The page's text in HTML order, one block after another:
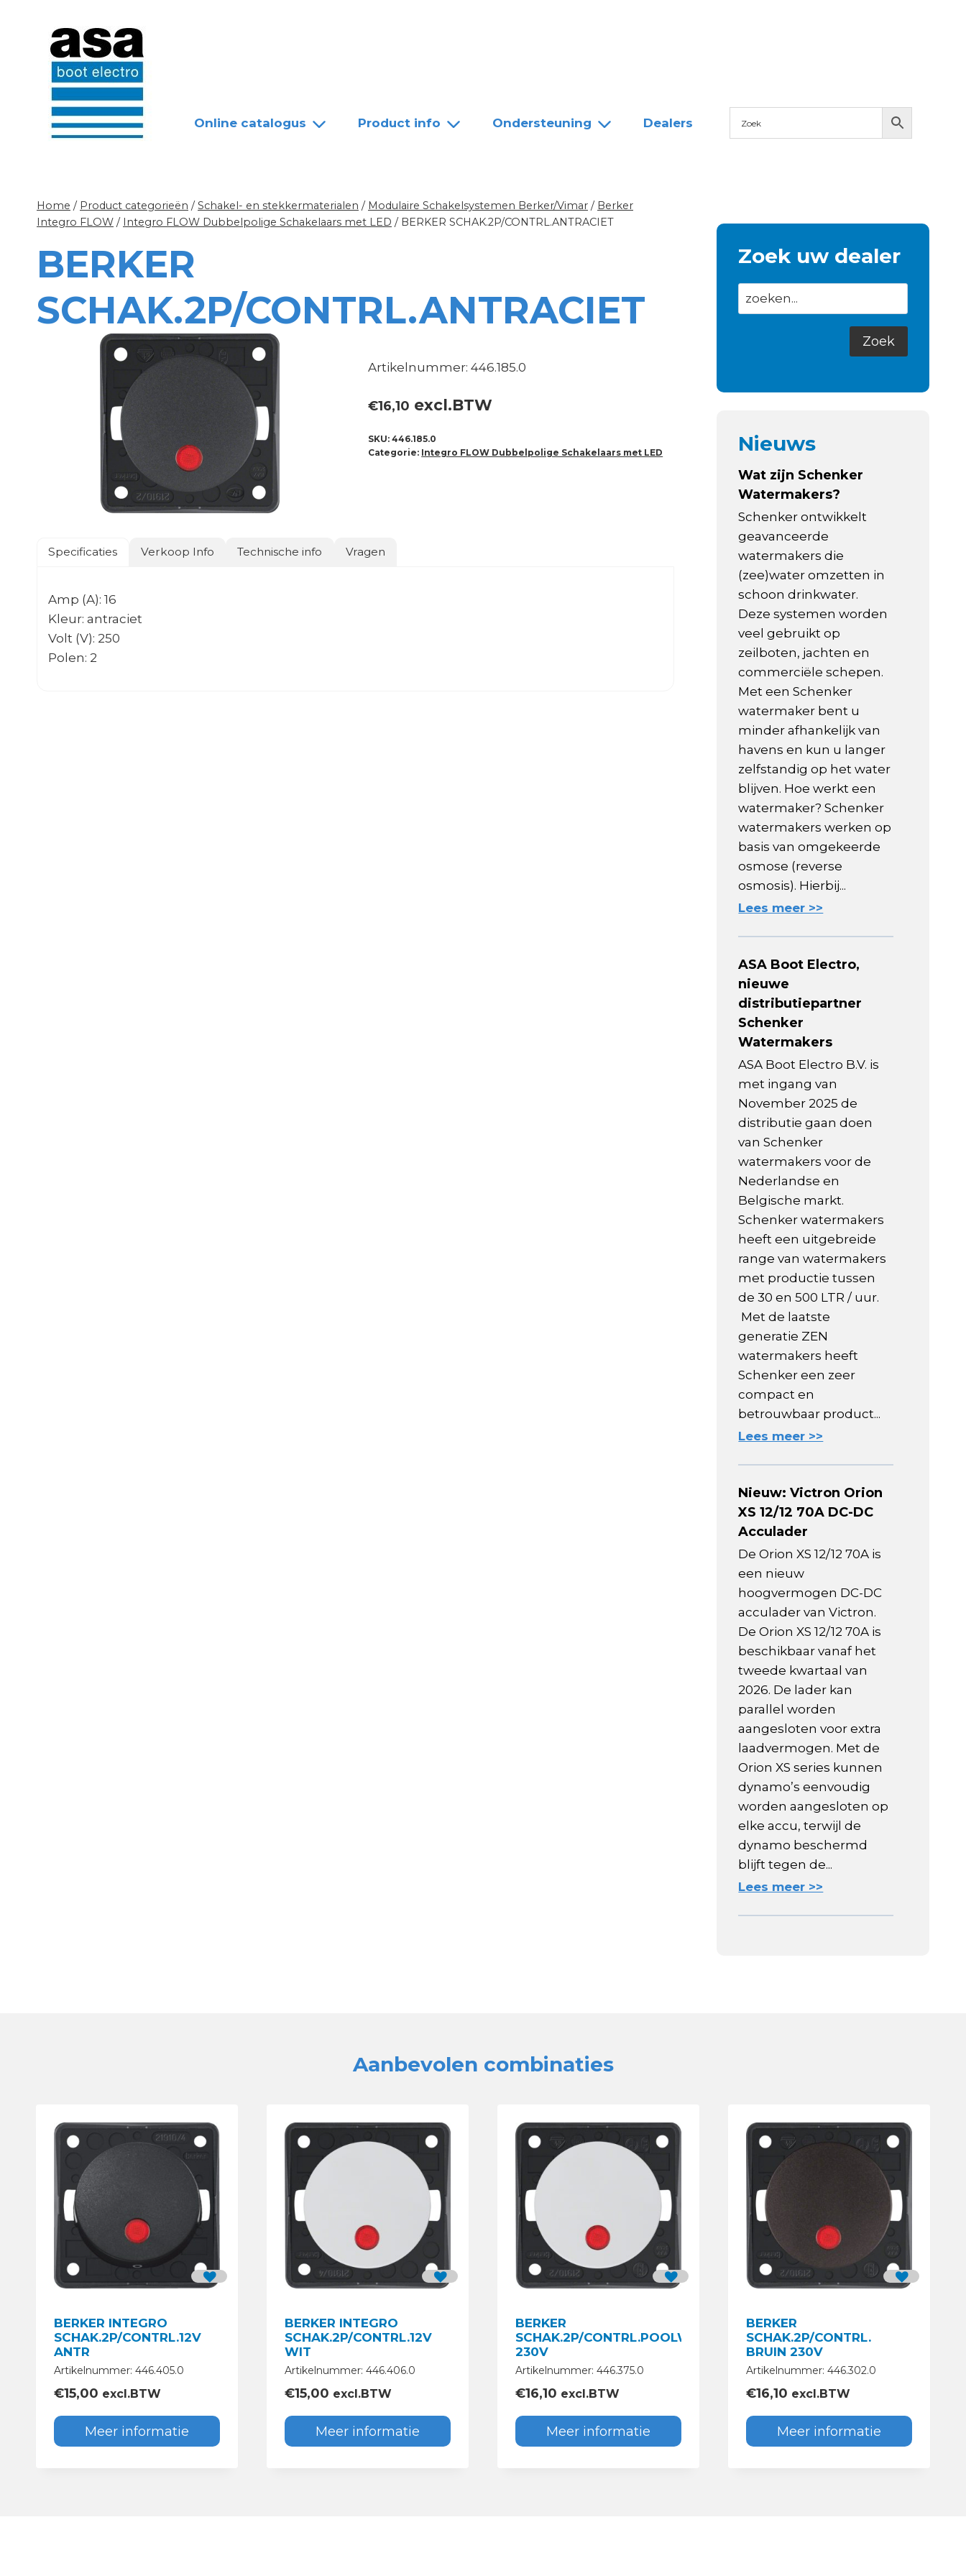
Online catalogus Product info Ondersteuning Dealers
Home / Product categorieën / Schakel- en stekkermaterialen / Modulaire Schakelsystemen Berker/Vimar / Berker
Integro FLOW / Integro FLOW Dubbelpolige Schakelaars met LED / BERKER SCHAK.2P/CONTRL.ANTRACIET
BERKER
SCHAK.2P/CONTRL.ANTRACIET
Artikelnummer: 446.185.0
€16,10 excl.BTW
SKU:446.185.0
Categorie: Integro FLOW Dubbelpolige Schakelaars met LED
Specificaties Verkoop Info Technische info Vragen
Amp (A): 16
Kleur: antraciet
Volt (V): 250
Polen: 2
Zoek uw dealer
Nieuws
Wat zijn Schenker
Watermakers?
Schenker ontwikkelt
geavanceerde
watermakers die
(zee)water omzetten in
schoon drinkwater.
Deze systemen worden
veel gebruikt op
zeilboten, jachten en
commerciële schepen.
Met een Schenker
watermaker bent u
minder afhankelijk van
havens en kun u langer
zelfstandig op het water
blijven. Hoe werkt een
watermaker? Schenker
watermakers werken op
basis van omgekeerde
osmose (reverse
osmosis). Hierbij...
Lees meer >>
ASA Boot Electro,
nieuwe
distributiepartner
Schenker
Watermakers
ASA Boot Electro B.V. is
met ingang van
November 2025 de
distributie gaan doen
van Schenker
watermakers voor de
Nederlandse en
Belgische markt.
Schenker watermakers
heeft een uitgebreide
range van watermakers
met productie tussen
de 30 en 500 LTR / uur.
Met de laatste
generatie ZEN
watermakers heeft
Schenker een zeer
compact en
betrouwbaar product...
Lees meer >>
Nieuw: Victron Orion
XS 12/12 70A DC-DC
Acculader
De Orion XS 12/12 70A is
een nieuw
hoogvermogen DC-DC
acculader van Victron.
De Orion XS 12/12 70A is
beschikbaar vanaf het
tweede kwartaal van
2026. De lader kan
parallel worden
aangesloten voor extra
laadvermogen. Met de
Orion XS series kunnen
dynamo’s eenvoudig
worden aangesloten op
elke accu, terwijl de
dynamo beschermd
blijft tegen de...
Lees meer >>
Aanbevolen combinaties
BERKER INTEGRO
SCHAK.2P/CONTRL.12V
ANTR
Artikelnummer: 446.405.0
€15,00 excl.BTW
Meer informatie
BERKER INTEGRO
SCHAK.2P/CONTRL.12V
WIT
Artikelnummer: 446.406.0
€15,00 excl.BTW
Meer informatie
BERKER
SCHAK.2P/CONTRL.POOLWIT
230V
Artikelnummer: 446.375.0
€16,10 excl.BTW
Meer informatie
BERKER
SCHAK.2P/CONTRL.
BRUIN 230V
Artikelnummer: 446.302.0
€16,10 excl.BTW
Meer informatie